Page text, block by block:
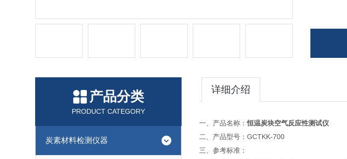
产品分类
PRODUCT CATEGORY
炭素材料检测仪器
详细介绍
一、产品名称：恒温炭块空气反应性测试仪
二、产品型号：GCTKK-700
三、参考标准：